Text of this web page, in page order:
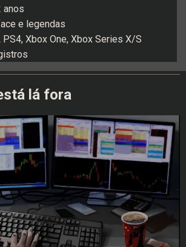
anos
e legendas
PS4, Xbox One, Xbox Series X/S
lá fora